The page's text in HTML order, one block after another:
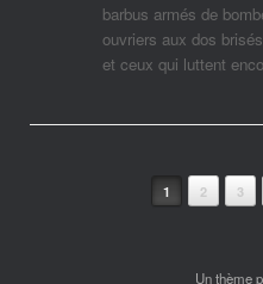
barbus armés de
ouvriers aux dos
et ceux qui luttent
1 2 3
Un thème